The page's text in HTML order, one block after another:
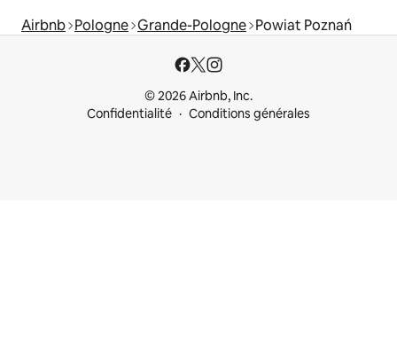
Airbnb Pologne Grande-Pologne Powiat Poznań
© 2026 Airbnb, Inc.
Confidentialité
Conditions générales